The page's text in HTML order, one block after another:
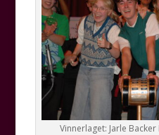
Vinnerlaget: Jarle